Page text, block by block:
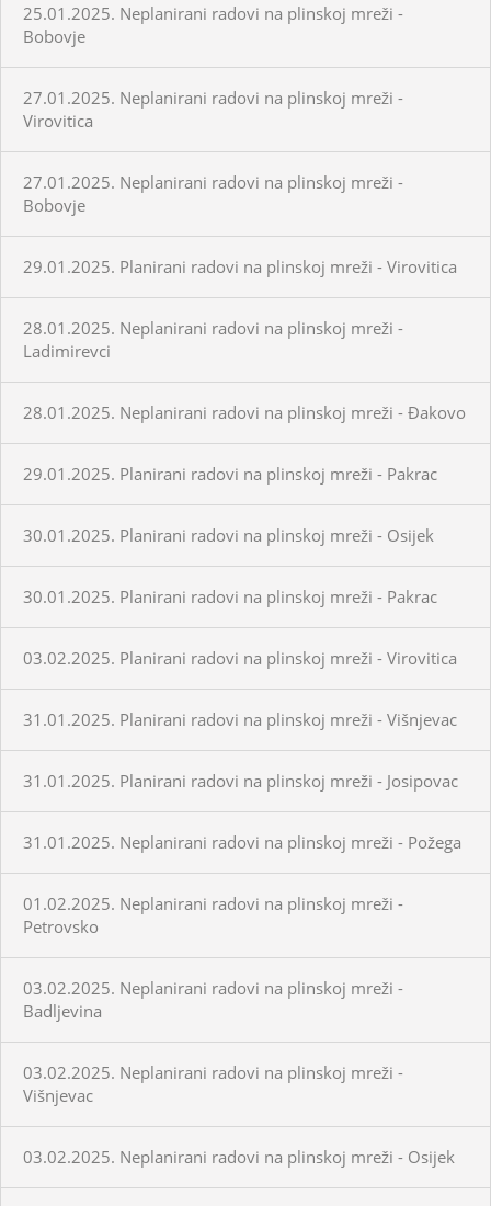
25.01.2025. Neplanirani radovi na plinskoj mreži -
Bobovje
27.01.2025. Neplanirani radovi na plinskoj mreži -
Virovitica
27.01.2025. Neplanirani radovi na plinskoj mreži -
Bobovje
29.01.2025. Planirani radovi na plinskoj mreži - Virovitica
28.01.2025. Neplanirani radovi na plinskoj mreži -
Ladimirevci
28.01.2025. Neplanirani radovi na plinskoj mreži - Đakovo
29.01.2025. Planirani radovi na plinskoj mreži - Pakrac
30.01.2025. Planirani radovi na plinskoj mreži - Osijek
30.01.2025. Planirani radovi na plinskoj mreži - Pakrac
03.02.2025. Planirani radovi na plinskoj mreži - Virovitica
31.01.2025. Planirani radovi na plinskoj mreži - Višnjevac
31.01.2025. Planirani radovi na plinskoj mreži - Josipovac
31.01.2025. Neplanirani radovi na plinskoj mreži - Požega
01.02.2025. Neplanirani radovi na plinskoj mreži -
Petrovsko
03.02.2025. Neplanirani radovi na plinskoj mreži -
Badljevina
03.02.2025. Neplanirani radovi na plinskoj mreži -
Višnjevac
03.02.2025. Neplanirani radovi na plinskoj mreži - Osijek